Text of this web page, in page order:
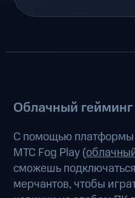
Облачный
С помощью платформы
МТС Fog Play (
сможешь
мерчантов, чтобы